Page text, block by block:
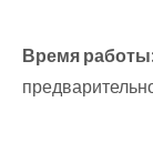
Время